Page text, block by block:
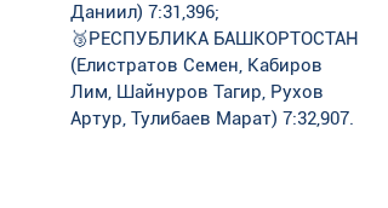
Даниил) 7:31,396;
🥉РЕСПУБЛИКА БАШКОРТОСТАН
(Елистратов Семен, Кабиров
Лим, Шайнуров Тагир, Рухов
Артур, Тулибаев Марат) 7:32,907.